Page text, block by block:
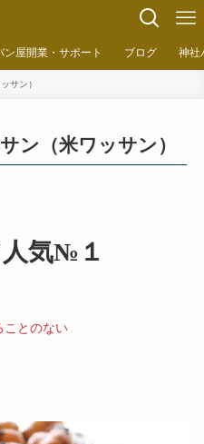
ン屋開業・サポート ブログ 神社
サン）
ン（米ワッサン）
気№１
ことのない